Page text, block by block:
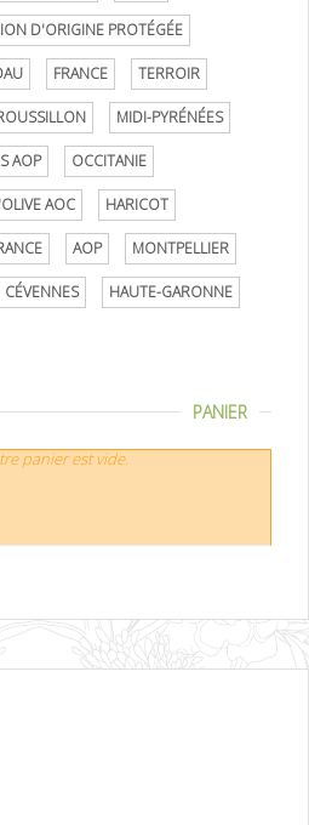
D'ORIGINE PROTÉGÉE
FRANCE TERROIR
MIDI-PYRÉNÉES
AOP OCCITANIE
AOC HARICOT
AOP MONTPELLIER
CÉVENNES HAUTE-GARONNE
PANIER
panier est vide.